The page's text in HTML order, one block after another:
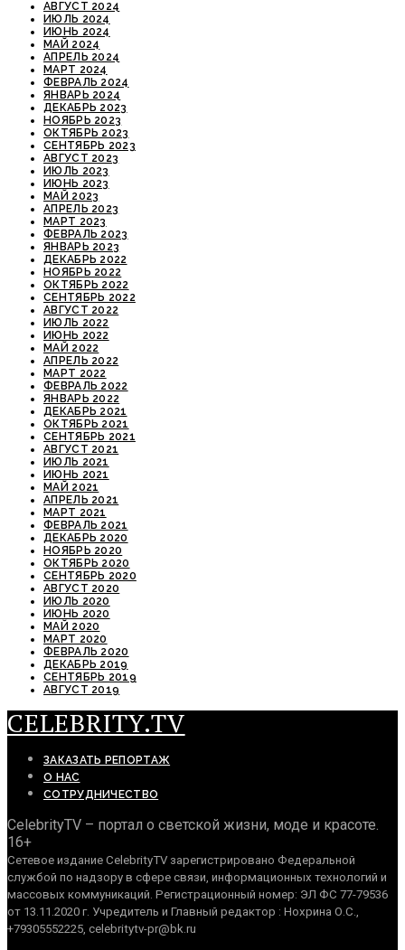
АВГУСТ 2024
ИЮЛЬ 2024
ИЮНЬ 2024
МАЙ 2024
АПРЕЛЬ 2024
МАРТ 2024
ФЕВРАЛЬ 2024
ЯНВАРЬ 2024
ДЕКАБРЬ 2023
НОЯБРЬ 2023
ОКТЯБРЬ 2023
СЕНТЯБРЬ 2023
АВГУСТ 2023
ИЮЛЬ 2023
ИЮНЬ 2023
МАЙ 2023
АПРЕЛЬ 2023
МАРТ 2023
ФЕВРАЛЬ 2023
ЯНВАРЬ 2023
ДЕКАБРЬ 2022
НОЯБРЬ 2022
ОКТЯБРЬ 2022
СЕНТЯБРЬ 2022
АВГУСТ 2022
ИЮЛЬ 2022
ИЮНЬ 2022
МАЙ 2022
АПРЕЛЬ 2022
МАРТ 2022
ФЕВРАЛЬ 2022
ЯНВАРЬ 2022
ДЕКАБРЬ 2021
ОКТЯБРЬ 2021
СЕНТЯБРЬ 2021
АВГУСТ 2021
ИЮЛЬ 2021
ИЮНЬ 2021
МАЙ 2021
АПРЕЛЬ 2021
МАРТ 2021
ФЕВРАЛЬ 2021
ДЕКАБРЬ 2020
НОЯБРЬ 2020
ОКТЯБРЬ 2020
СЕНТЯБРЬ 2020
АВГУСТ 2020
ИЮЛЬ 2020
ИЮНЬ 2020
МАЙ 2020
МАРТ 2020
ФЕВРАЛЬ 2020
ДЕКАБРЬ 2019
СЕНТЯБРЬ 2019
АВГУСТ 2019
CELEBRITY.TV
ЗАКАЗАТЬ РЕПОРТАЖ
О НАС
СОТРУДНИЧЕСТВО
CelebrityTV – портал о светской жизни, моде и красоте.
16+
Сетевое издание CelebrityTV зарегистрировано Федеральной
службой по надзору в сфере связи, информационных технологий и
массовых коммуникаций. Регистрационный номер: ЭЛ ФС 77-79536
от 13.11.2020 г. Учредитель и Главный редактор : Нохрина О.С.,
+79305552225, celebritytv-pr@bk.ru